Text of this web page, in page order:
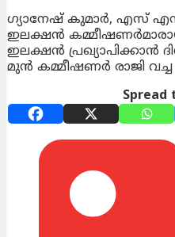
ഗ്യാനേഷ് കുമാർ, എസ്
ഇലക്ഷൻ
ഇലക്ഷൻ പ്രഖ്യാപിക്കാൻ
മുൻ കമ്മീഷണർ രാജി വച്ച
Spread